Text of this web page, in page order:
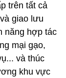
trên tất cả
giao lưu
năng hợp tác
mại gạo,
và thúc
khu vực